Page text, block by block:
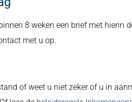
8 weken een brief met hierin
met u op.
of weet u niet zeker of u in